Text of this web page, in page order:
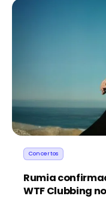
Concertos
Rumia
WTF Clubbing